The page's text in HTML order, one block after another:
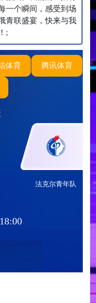
一个瞬间，感受到场
青联盛宴，快来与我
;
体育 腾讯体育
法克尔青年队